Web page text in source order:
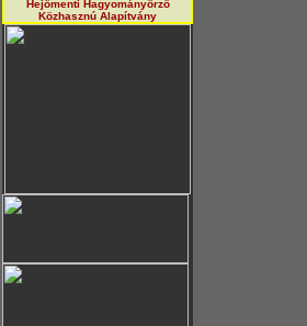
Hejőmenti Hagyományörző
Közhasznú Alapítvány